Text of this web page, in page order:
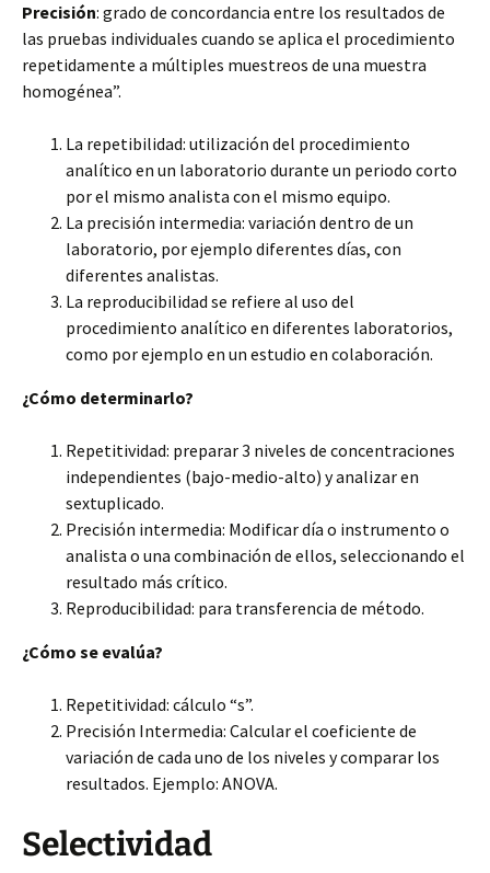
Precisión: grado de concordancia entre los resultados de
las pruebas individuales cuando se aplica el procedimiento
repetidamente a múltiples muestreos de una muestra
homogénea”.
La repetibilidad: utilización del procedimiento
analítico en un laboratorio durante un periodo corto
por el mismo analista con el mismo equipo.
La precisión intermedia: variación dentro de un
laboratorio, por ejemplo diferentes días, con
diferentes analistas.
La reproducibilidad se refiere al uso del
procedimiento analítico en diferentes laboratorios,
como por ejemplo en un estudio en colaboración.
¿Cómo determinarlo?
Repetitividad: preparar 3 niveles de concentraciones
independientes (bajo-medio-alto) y analizar en
sextuplicado.
Precisión intermedia: Modificar día o instrumento o
analista o una combinación de ellos, seleccionando el
resultado más crítico.
Reproducibilidad: para transferencia de método.
¿Cómo se evalúa?
Repetitividad: cálculo “s”.
Precisión Intermedia: Calcular el coeficiente de
variación de cada uno de los niveles y comparar los
resultados. Ejemplo: ANOVA.
Selectividad